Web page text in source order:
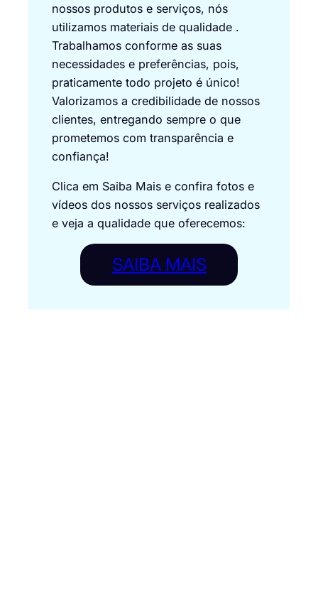
nossos produtos e serviços, nós
utilizamos materiais de qualidade .
Trabalhamos conforme as suas
necessidades e preferências, pois,
praticamente todo projeto é único!
Valorizamos a credibilidade de nossos
clientes, entregando sempre o que
prometemos com transparência e
confiança!
Clica em Saiba Mais e confira fotos e
vídeos dos nossos serviços realizados
e veja a qualidade que oferecemos:
SAIBA MAIS